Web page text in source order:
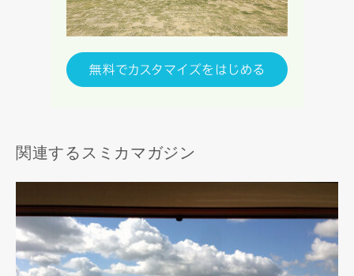
関連するスミカマガジン